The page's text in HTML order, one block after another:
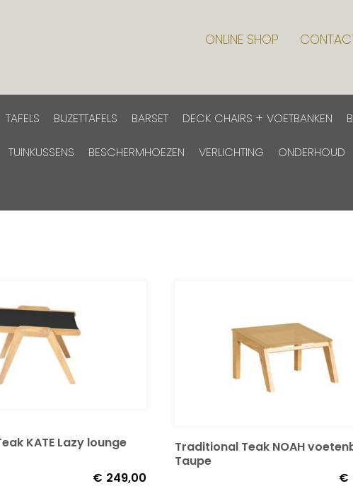
ONLINE SHOP
TAFELS BIJZETTAFELS BARSET DECK CHAIRS + VOETBANKEN
TUINKUSSENS BESCHERMHOEZEN VERLICHTING ONDERHOUD
KATE Lazy lounge
€ 249,00
Traditional Teak NOAH
Taupe
€